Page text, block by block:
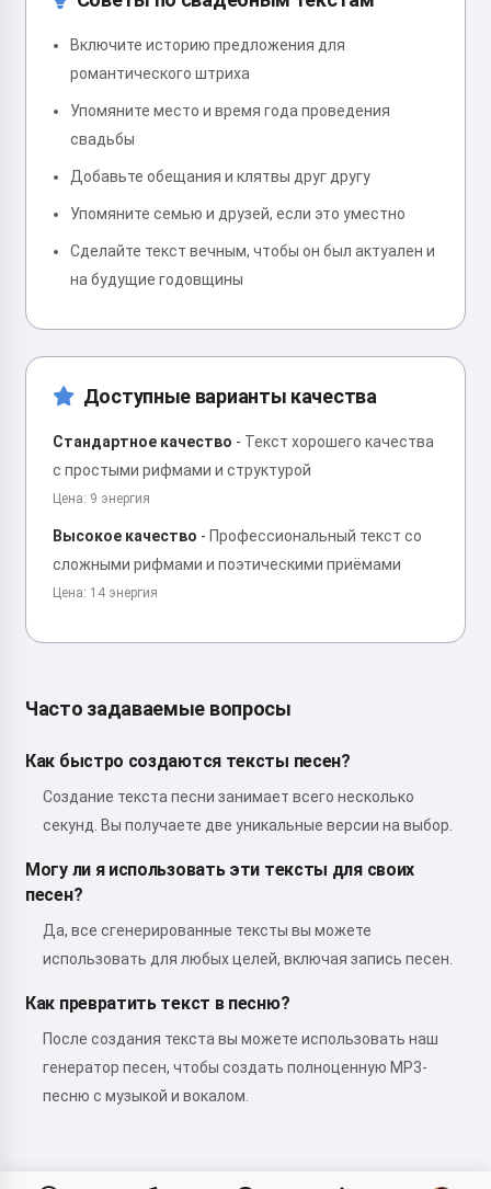
Включите историю предложения для
романтического штриха
Упомяните место и время года проведения
свадьбы
Добавьте обещания и клятвы друг другу
Упомяните семью и друзей, если это уместно
Сделайте текст вечным, чтобы он был актуален и
на будущие годовщины
Доступные варианты качества
Стандартное качество - Текст хорошего качества
с простыми рифмами и структурой
Цена: 9 энергия
Высокое качество - Профессиональный текст со
сложными рифмами и поэтическими приёмами
Цена: 14 энергия
Часто задаваемые вопросы
Как быстро создаются тексты песен?
Создание текста песни занимает всего несколько
секунд. Вы получаете две уникальные версии на выбор.
Могу ли я использовать эти тексты для своих
песен?
Да, все сгенерированные тексты вы можете
использовать для любых целей, включая запись песен.
Как превратить текст в песню?
После создания текста вы можете использовать наш
генератор песен, чтобы создать полноценную MP3-
песню с музыкой и вокалом.